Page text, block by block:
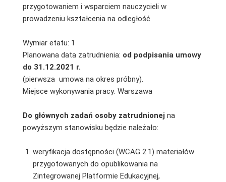
przygotowaniem i wsparciem nauczycieli w
prowadzeniu kształcenia na odległość
Wymiar etatu: 1
Planowana data zatrudnienia: od podpisania umowy
do 31.12.2021 r.
(pierwsza umowa na okres próbny).
Miejsce wykonywania pracy: Warszawa
Do głównych zadań osoby zatrudnionej na
powyższym stanowisku będzie należało:
weryfikacja dostępności (WCAG 2.1) materiałów
przygotowanych do opublikowania na
Zintegrowanej Platformie Edukacyjnej,